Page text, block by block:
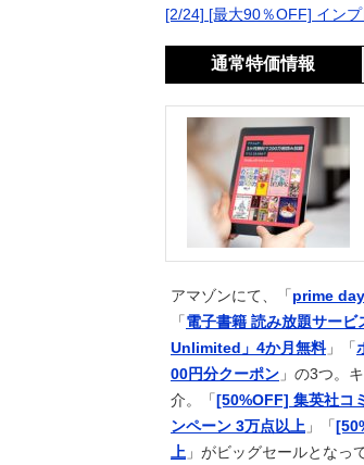
ｽﾎﾟｰﾂ
森保監督、パラ
ｱﾆﾒ 『トリコ』が天
う」
【訃報】名探偵
ｽﾎﾟｰﾂ 結局歴代最強二
news
【悲報】小野田
て他人事発言と突
【速報】オタク
「子どもにとっ
【悲報】生活保
news
高市総理「物価
追随する見通し
news センスが神なパ
【修羅場】突然
ｱﾆﾒ 【急募】ビール
ｹﾞｰﾑ 「ポケパーク カ
ｽﾎﾟｰﾂ 浦和退団のMF安
[2/24] [最大90％OFF] イン
通常特価情報
アマゾンにて、「 prime
「 電子書籍 読み放題サー
Unlimited」4か月無料」「
00円分クーポン 」の3つ。
介。「 [50%OFF] 集英社コ
ンペーン 3万点以上 」「
上 」がビッグセールとなっ